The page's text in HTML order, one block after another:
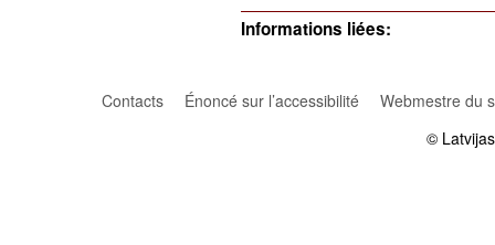
Informations liées:
Contacts Énoncé sur l’accessibilité
Webmestre du
©